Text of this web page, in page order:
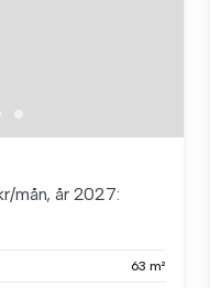
mån, år 2027:
63 m²